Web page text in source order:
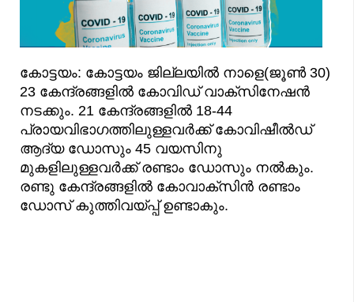
കോട്ടയം: കോട്ടയം ജില്ലയില്‍ നാളെ(ജൂണ്‍ 30)
23 കേന്ദ്രങ്ങളില്‍ കോവിഡ് വാക്സിനേഷന്‍
നടക്കും. 21 കേന്ദ്രങ്ങളില്‍ 18-44
പ്രായവിഭാഗത്തിലുള്ളവര്‍ക്ക് കോവിഷീല്‍ഡ്
ആദ്യ ഡോസും 45 വയസിനു
മുകളിലുള്ളവര്‍ക്ക് രണ്ടാം ഡോസും നല്‍കും.
രണ്ടു കേന്ദ്രങ്ങളില്‍ കോവാക്സിന്‍ രണ്ടാം
ഡോസ് കുത്തിവയ്പ്പ് ഉണ്ടാകും.